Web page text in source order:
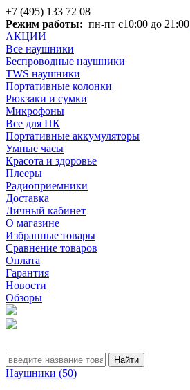
+7 (495) 133 72 08
Режим работы: пн-пт с10:00 до 21:00
АКЦИИ
Все наушники
Беспроводные наушники
TWS наушники
Портативные колонки
Рюкзаки и сумки
Микрофоны
Все для ПК
Портативные аккумуляторы
Умные часы
Красота и здоровье
Плееры
Радиоприемники
Доставка
Личный кабинет
О магазине
Избранные товары
Сравнение товаров
Оплата
Гарантия
Новости
Обзоры
Наушники (50)